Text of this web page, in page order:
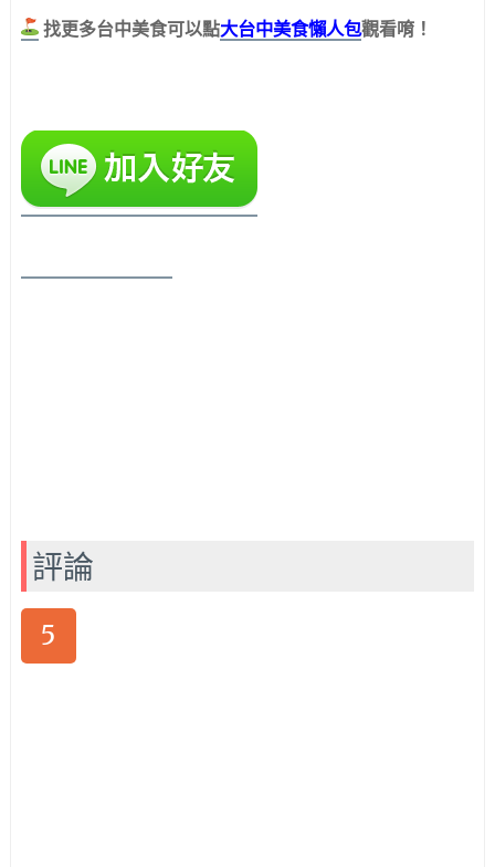
找更多台中美食可以點大台中美食懶人包觀看唷！
評論
5